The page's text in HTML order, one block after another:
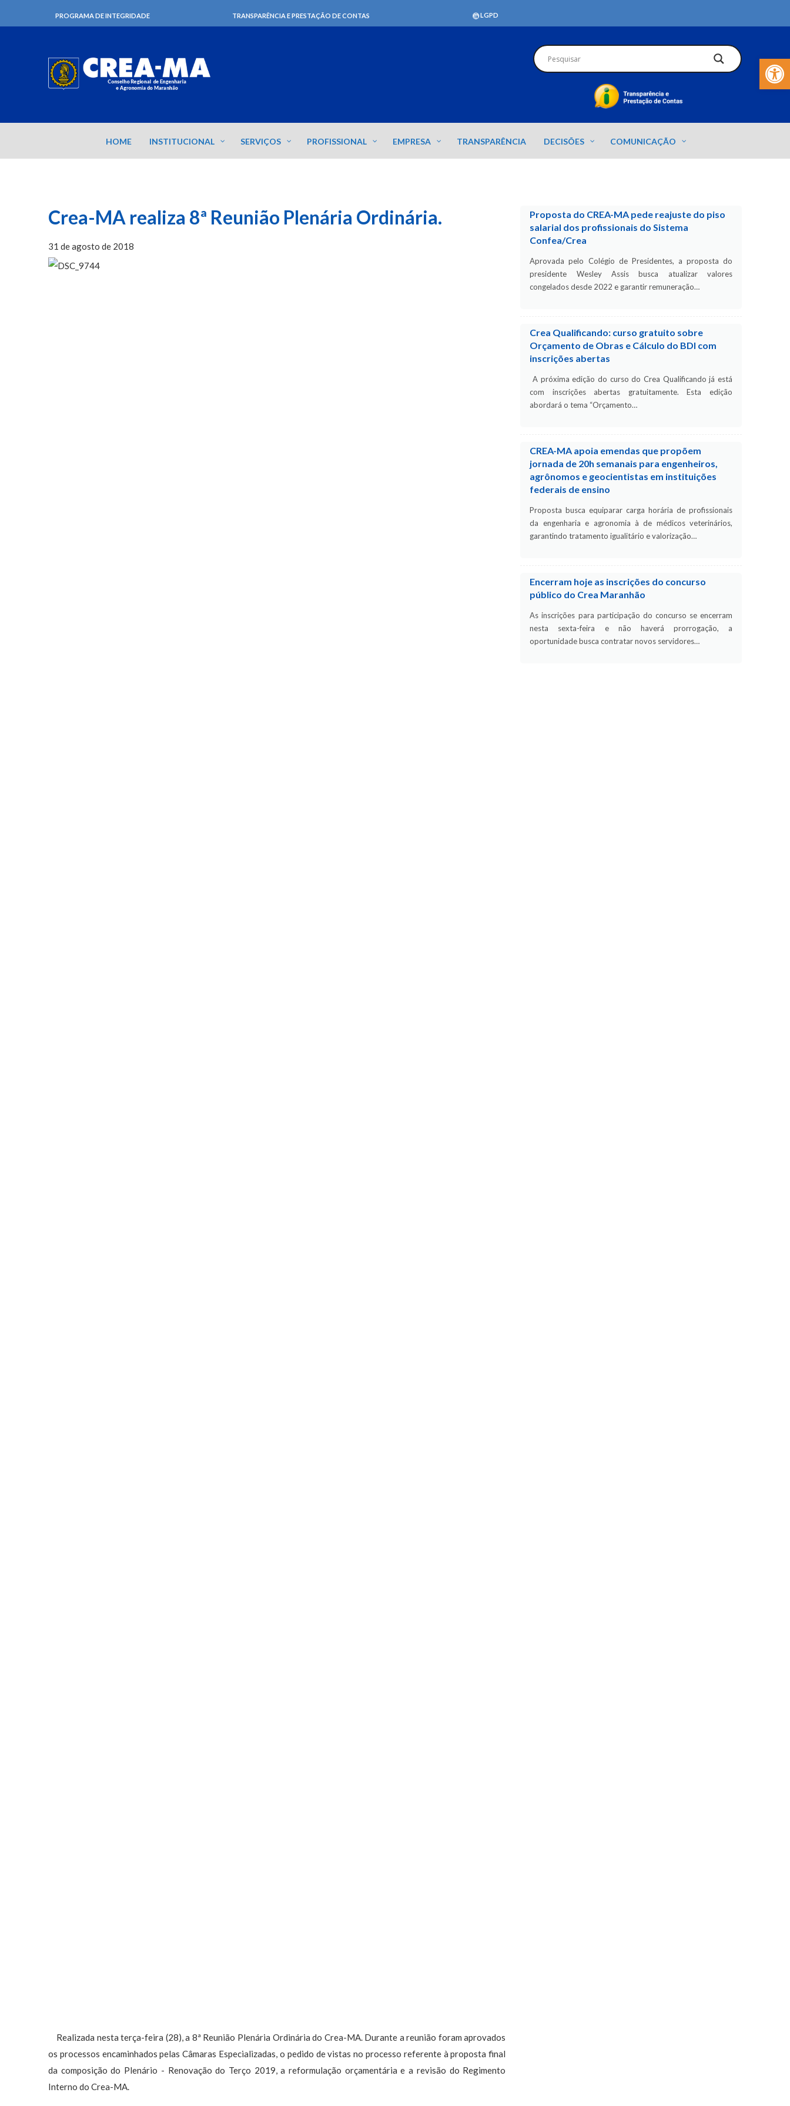
Barra de
PROGRAMA DE INTEGRIDADE TRANSPARÊNCIA E PRESTAÇÃO DE CONTAS LGPD
HOME INSTITUCIONAL SERVIÇOS PROFISSIONAL EMPRESA TRANSPARÊNCIA DECISÕES COMUNICAÇÃO
Crea-MA realiza 8ª Reunião Plenária Ordinária.
31 de agosto de 2018
Realizada nesta terça-feira (28), a 8ª Reunião Plenária Ordinária do Crea-MA. Durante a reunião foram aprovados
os processos encaminhados pelas Câmaras Especializadas, o pedido de vistas no processo referente à proposta final
da composição do Plenário - Renovação do Terço 2019, a reformulação orçamentária e a revisão do Regimento
Interno do Crea-MA.
Proposta do CREA-MA pede reajuste do piso
salarial dos profissionais do Sistema
Confea/Crea
Aprovada pelo Colégio de Presidentes, a proposta do
presidente Wesley Assis busca atualizar valores
congelados desde 2022 e garantir remuneração…
Crea Qualificando: curso gratuito sobre
Orçamento de Obras e Cálculo do BDI com
inscrições abertas
A próxima edição do curso do Crea Qualificando já está
com inscrições abertas gratuitamente. Esta edição
abordará o tema “Orçamento…
CREA-MA apoia emendas que propõem
jornada de 20h semanais para engenheiros,
agrônomos e geocientistas em instituições
federais de ensino
Proposta busca equiparar carga horária de profissionais
da engenharia e agronomia à de médicos veterinários,
garantindo tratamento igualitário e valorização…
Encerram hoje as inscrições do concurso
público do Crea Maranhão
As inscrições para participação do concurso se encerram
nesta sexta-feira e não haverá prorrogação, a
oportunidade busca contratar novos servidores…